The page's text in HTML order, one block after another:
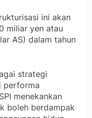
ini akan
miliar yen atau
AS) dalam tahun
strategi
performa
menekankan
boleh berdampak